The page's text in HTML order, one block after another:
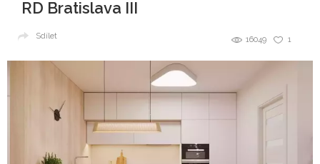
RD Bratislava III
1
16049
Sdílet